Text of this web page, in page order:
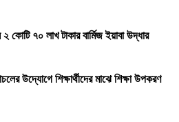
কোটি ৭০ লাখ টাকার বার্মিজ ইয়াবা উদ্ধার
উদ্যোগে শিক্ষার্থীদের মাঝে শিক্ষা উপকরণ